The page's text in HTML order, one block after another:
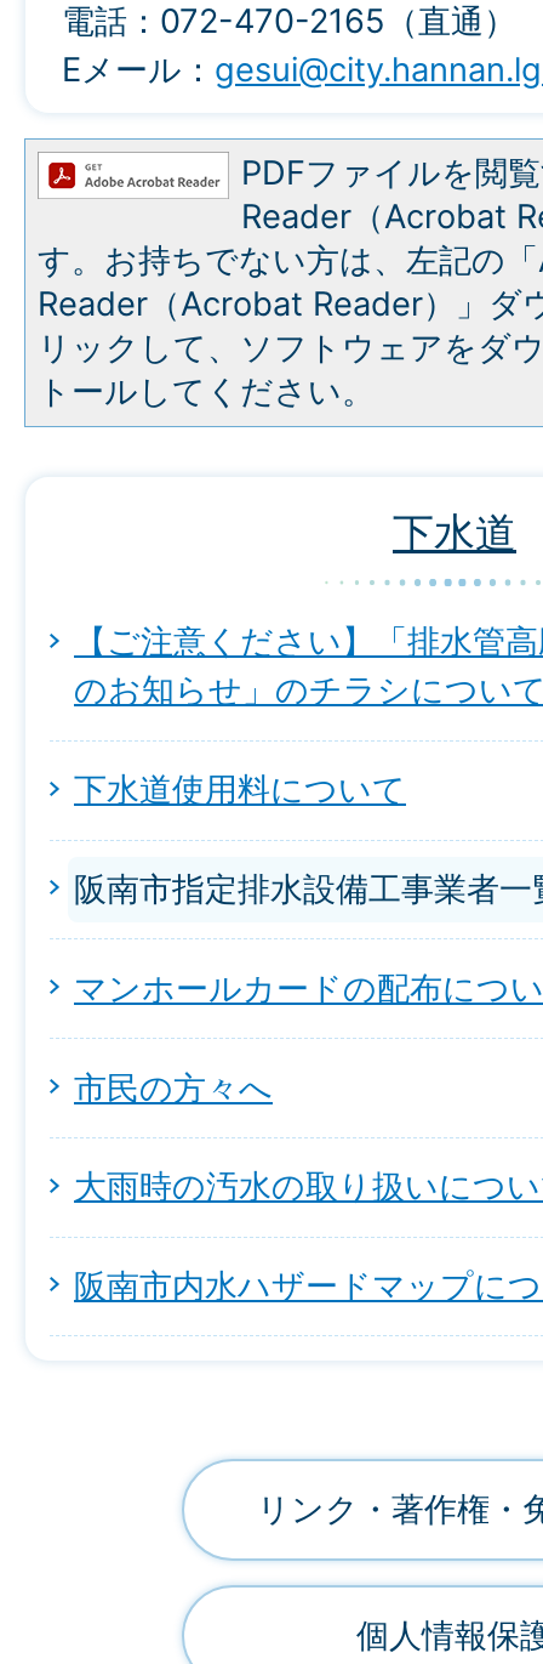
電話：072-470-2165（直通）
Eメール：
PDFファイルを閲
Reader（Acrobat
す。お持ちでない方は、左記の
Reader（Acrobat Reader）」ダ
リックして、ソフトウェアをダ
トールしてください。
下水道
【ご注意ください】「排水管
のお知らせ」のチラシについ
下水道使用料について
阪南市指定排水設備工事業者一
マンホールカードの配布につ
市民の方々へ
大雨時の汚水の取り扱いにつ
阪南市内水ハザードマップに
リンク・著作権・
個人情報保